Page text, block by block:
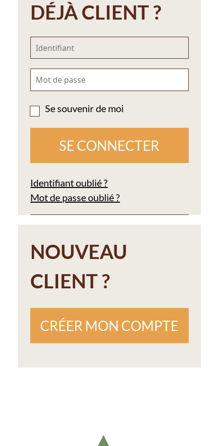
DÉJÀ CLIENT ?
Se souvenir de moi
Identifiant oublié ?
Mot de passe oublié ?
NOUVEAU
CLIENT ?
CRÉER MON COMPTE